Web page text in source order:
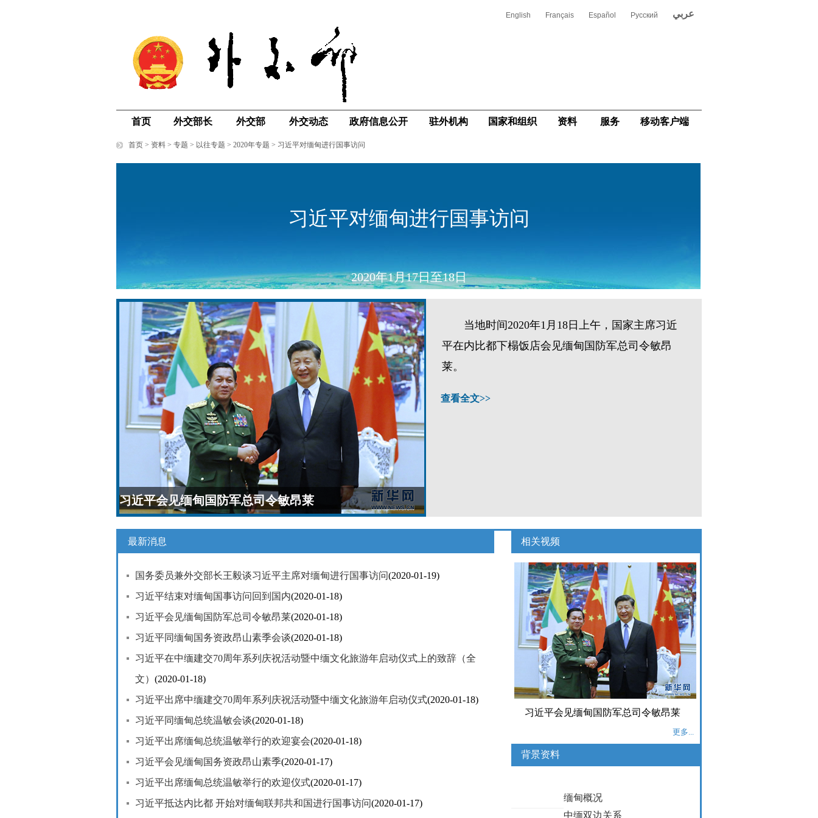
English Français Español Русский عربي
首页 外交部长 外交部 外交动态 政府信息公开 驻外机构 国家和组织 资料 服务 移动客户端
首页 > 资料 > 专题 > 以往专题 > 2020年专题 > 习近平对缅甸进行国事访问
习近平对缅甸进行国事访问
2020年1月17日至18日
习近平会见缅甸国防军总司令敏昂莱
当地时间2020年1月18日上午，国家主席习近
平在内比都下榻饭店会见缅甸国防军总司令敏昂
莱。
查看全文>>
最新消息
国务委员兼外交部长王毅谈习近平主席对缅甸进行国事访问(2020-01-19)
习近平结束对缅甸国事访问回到国内(2020-01-18)
习近平会见缅甸国防军总司令敏昂莱(2020-01-18)
习近平同缅甸国务资政昂山素季会谈(2020-01-18)
习近平在中缅建交70周年系列庆祝活动暨中缅文化旅游年启动仪式上的致辞（全
文） (2020-01-18)
习近平出席中缅建交70周年系列庆祝活动暨中缅文化旅游年启动仪式(2020-01-18)
习近平同缅甸总统温敏会谈(2020-01-18)
习近平出席缅甸总统温敏举行的欢迎宴会(2020-01-18)
习近平会见缅甸国务资政昂山素季(2020-01-17)
习近平出席缅甸总统温敏举行的欢迎仪式(2020-01-17)
习近平抵达内比都 开始对缅甸联邦共和国进行国事访问(2020-01-17)
相关视频
习近平会见缅甸国防军总司令敏昂莱
更多...
背景资料
缅甸概况
中缅双边关系